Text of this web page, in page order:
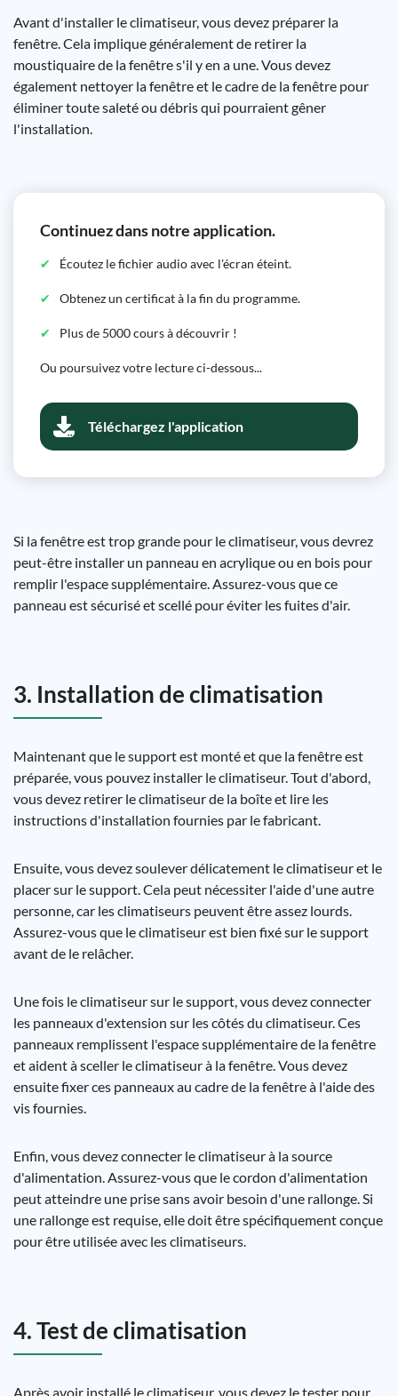
Avant d'installer le climatiseur, vous devez préparer la
fenêtre. Cela implique généralement de retirer la
moustiquaire de la fenêtre s'il y en a une. Vous devez
également nettoyer la fenêtre et le cadre de la fenêtre pour
éliminer toute saleté ou débris qui pourraient gêner
l'installation.
Continuez dans notre application.
Écoutez le fichier audio avec l'écran éteint.
Obtenez un certificat à la fin du programme.
Plus de 5000 cours à découvrir !
Ou poursuivez votre lecture ci-dessous...
Téléchargez l'application
Si la fenêtre est trop grande pour le climatiseur, vous devrez
peut-être installer un panneau en acrylique ou en bois pour
remplir l'espace supplémentaire. Assurez-vous que ce
panneau est sécurisé et scellé pour éviter les fuites d'air.
3. Installation de climatisation
Maintenant que le support est monté et que la fenêtre est
préparée, vous pouvez installer le climatiseur. Tout d'abord,
vous devez retirer le climatiseur de la boîte et lire les
instructions d'installation fournies par le fabricant.
Ensuite, vous devez soulever délicatement le climatiseur et le
placer sur le support. Cela peut nécessiter l'aide d'une autre
personne, car les climatiseurs peuvent être assez lourds.
Assurez-vous que le climatiseur est bien fixé sur le support
avant de le relâcher.
Une fois le climatiseur sur le support, vous devez connecter
les panneaux d'extension sur les côtés du climatiseur. Ces
panneaux remplissent l'espace supplémentaire de la fenêtre
et aident à sceller le climatiseur à la fenêtre. Vous devez
ensuite fixer ces panneaux au cadre de la fenêtre à l'aide des
vis fournies.
Enfin, vous devez connecter le climatiseur à la source
d'alimentation. Assurez-vous que le cordon d'alimentation
peut atteindre une prise sans avoir besoin d'une rallonge. Si
une rallonge est requise, elle doit être spécifiquement conçue
pour être utilisée avec les climatiseurs.
4. Test de climatisation
Après avoir installé le climatiseur, vous devez le tester pour